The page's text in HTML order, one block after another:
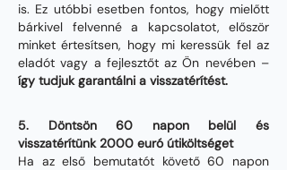
is. Ez utóbbi esetben fontos, hogy mielőtt
bárkivel felvenné a kapcsolatot, először
minket értesítsen, hogy mi keressük fel az
eladót vagy a fejlesztőt az Ön nevében –
így tudjuk garantálni a visszatérítést.
5. Döntsön 60 napon belül és
visszatérítünk 2000 euró útiköltséget
Ha az első bemutatót követő 60 napon